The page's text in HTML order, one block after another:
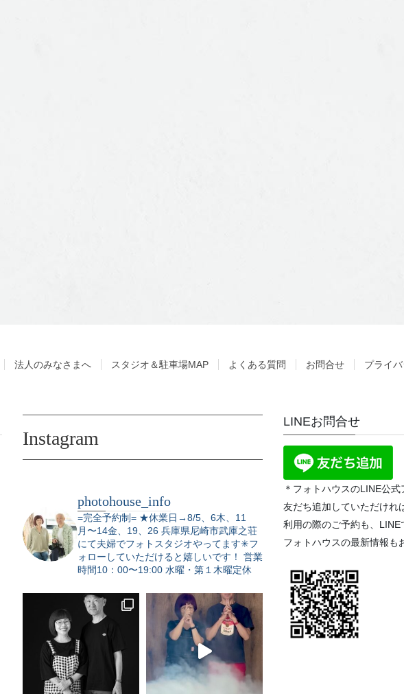
法人のみなさまへ スタジオ＆駐車場MAP よくある質問 お問合せ プライ
Instagram
photohouse_info
=完全予約制= ★休業日→8/5、6木、11
月〜14金、19、26 兵庫県尼崎市武庫之荘
にて夫婦でフォトスタジオやってます✳︎フ
ォローしていただけると嬉しいです！ 営業
時間10：00〜19:00 水曜・第１木曜定休
LINEお問合せ
＊フォトハウスのLINE公式
友だち追加していただけれ
利用の際のご予約も、LINE
フォトハウスの最新情報も